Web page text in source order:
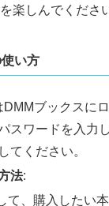
楽しんでくださ
い方
DMMブックスに
スワードを入力
てください。
法:
て、購入したい本